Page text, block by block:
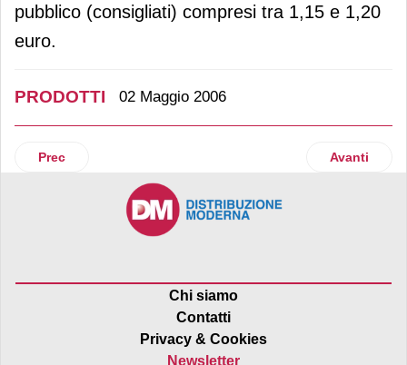
pubblico (consigliati) compresi tra 1,15 e 1,20
euro.
PRODOTTI 02 Maggio 2006
Articolo precedente: Balocco "addolcisce" il mercato con
Prec Articolo
Avanti
Chi siamo
Contatti
Privacy & Cookies
Newsletter